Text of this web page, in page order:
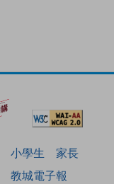
小學生
家長
教城電子報